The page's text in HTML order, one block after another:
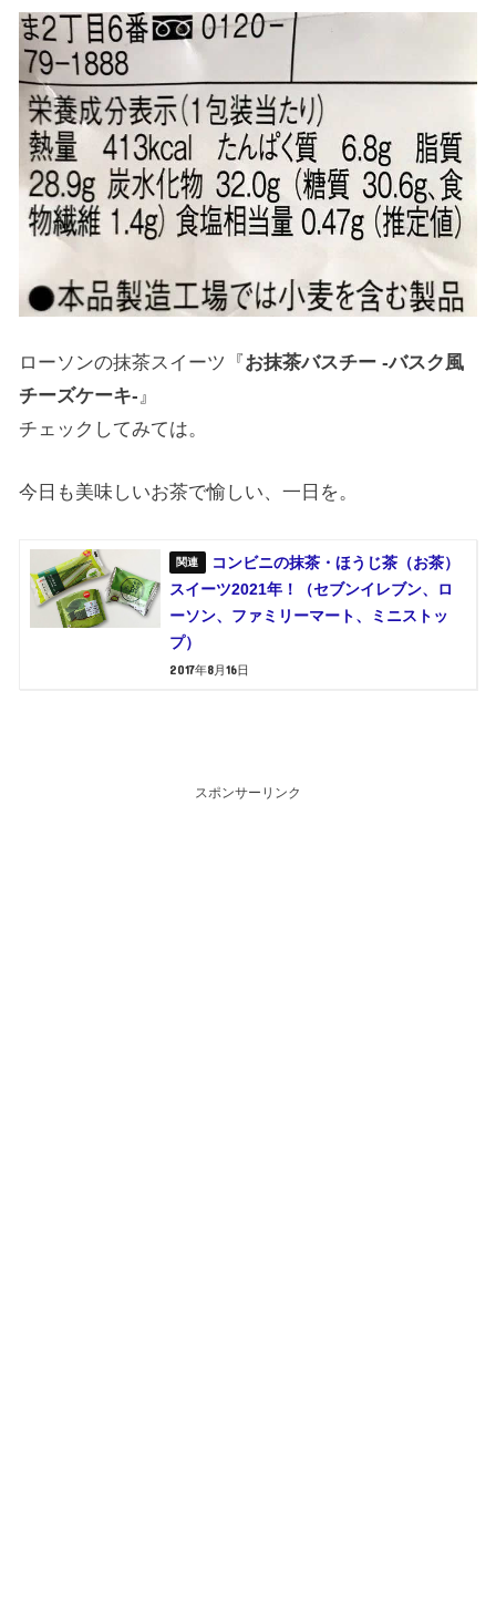
ローソンの抹茶スイーツ『お抹茶バスチー -バスク風
チーズケーキ- 』
チェックしてみては。
今日も美味しいお茶で愉しい、一日を。
コンビニの抹茶・ほうじ茶（お茶）
スイーツ2021年！（セブンイレブン、ロ
ーソン、ファミリーマート、ミニストッ
プ）
2017年8月16日
スポンサーリンク